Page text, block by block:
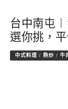
台中南屯
選你挑，
中式料理 / 熱炒 / 牛